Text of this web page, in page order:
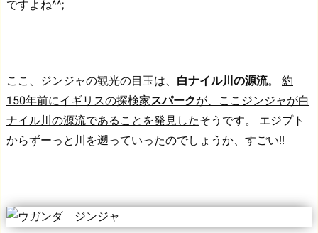
ですよね^^;
ここ、ジンジャの観光の目玉は、 白ナイル川の源流。
約
150年前にイギリスの探検家スパークが、ここジンジャが白
ナイル川の源流であることを発見したそうです。
エジプト
からずーっと川を遡っていったのでしょうか、すごい!!